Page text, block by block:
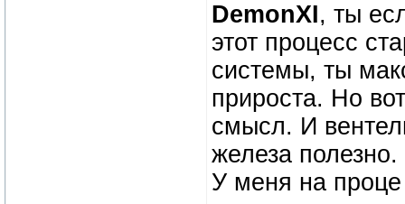
DemonXI, ты
этот процесс
системы, ты
прироста. Но
смысл. И
железа полезно.
У меня на